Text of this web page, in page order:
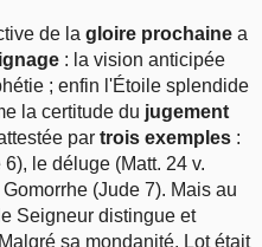
de lagloire prochaine a
: la vision anticipée
; enfin l'Étoile splendide
la certitude du jugement
par trois exemples :
le déluge (Matt. 24 v.
(Jude 7). Mais au
Seigneur distingue et
sa mondanité, Lot était